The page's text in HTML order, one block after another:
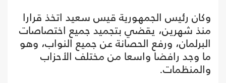
وكان رئيس الجمهورية قيس سعيد اتخذ قرارا
منذ شهرين، يقضي بتجميد جميع اختصاصات
البرلمان، ورفع الحصانة عن جميع النواب، وهو
ما وجد رافضا واسعا من مختلف الأحزاب
والمنظمات.